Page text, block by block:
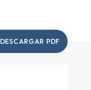
DESCARGAR PDF